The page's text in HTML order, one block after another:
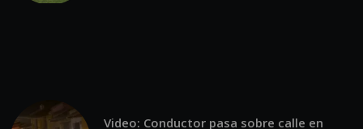
Video: Conductor pasa sobre calle en